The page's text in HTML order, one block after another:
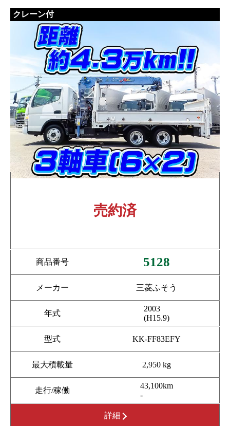
クレーン付
売約済
商品番号 5128
メーカー 三菱ふそう
年式
2003
(H15.9)
型式 KK-FF83EFY
最大積載量 2,950 kg
走行/稼働
43,100km
-
詳細